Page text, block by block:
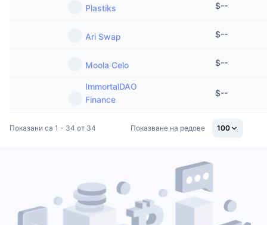
Plastiks $--
Ari Swap $--
Moola Celo $--
ImmortalDAO
Finance
$--
Показани са 1 - 34 от 34 Показване на редове 100